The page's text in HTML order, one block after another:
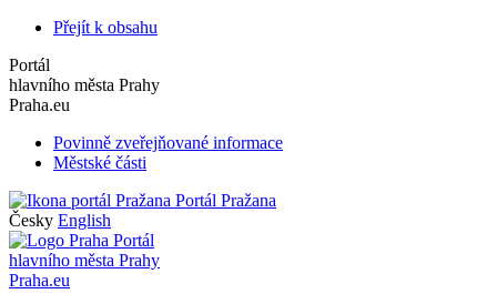
Přejít k obsahu
Portál
hlavního města Prahy
Praha.eu
Povinně zveřejňované informace
Městské části
Portál Pražana
Česky English
Portál
hlavního města Prahy
Praha.eu